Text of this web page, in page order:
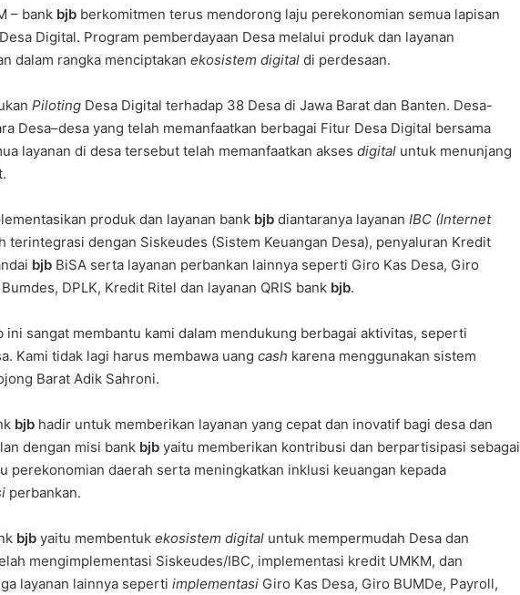
– bank bjb berkomitmen terus mendorong laju perekonomian semua lapisan
Digital. Program pemberdayaan Desa melalui produk dan layanan
dalam rangka menciptakan ekosistem digital di perdesaan.
Piloting Desa Digital terhadap 38 Desa di Jawa Barat dan Banten. Desa-
Desa–desa yang telah memanfaatkan berbagai Fitur Desa Digital bersama
layanan di desa tersebut telah memanfaatkan akses digital untuk menunjang
produk dan layanan bank bjb diantaranya layanan IBC (Internet
terintegrasi dengan Siskeudes (Sistem Keuangan Desa), penyaluran Kredit
bjb BiSA serta layanan perbankan lainnya seperti Giro Kas Desa, Giro
Bumdes, DPLK, Kredit Ritel dan layanan QRIS bank bjb.
ini sangat membantu kami dalam mendukung berbagai aktivitas, seperti
Kami tidak lagi harus membawa uang cash karena menggunakan sistem
Barat Adik Sahroni.
bjb hadir untuk memberikan layanan yang cepat dan inovatif bagi desa dan
dengan misi bank bjb yaitu memberikan kontribusi dan berpartisipasi sebagai
perekonomian daerah serta meningkatkan inklusi keuangan kepada
perbankan.
bjb yaitu membentuk ekosistem digital untuk mempermudah Desa dan
mengimplementasi Siskeudes/IBC, implementasi kredit UMKM, dan
layanan lainnya seperti implementasi Giro Kas Desa, Giro BUMDe, Payroll,